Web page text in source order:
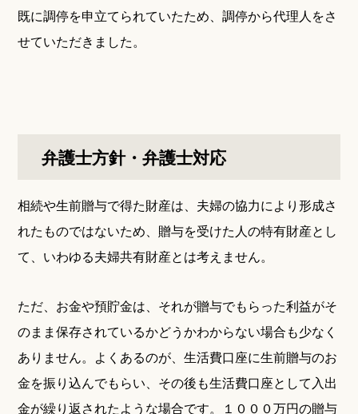
既に調停を申立てられていたため、調停から代理人をさ
せていただきました。
弁護士方針・弁護士対応
相続や生前贈与で得た財産は、夫婦の協力により形成さ
れたものではないため、贈与を受けた人の特有財産とし
て、いわゆる夫婦共有財産とは考えません。
ただ、お金や預貯金は、それが贈与でもらった利益がそ
のまま保存されているかどうかわからない場合も少なく
ありません。よくあるのが、生活費口座に生前贈与のお
金を振り込んでもらい、その後も生活費口座として入出
金が繰り返されたような場合です。１０００万円の贈与